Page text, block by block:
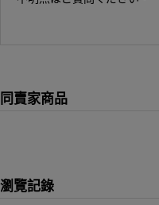
同賣家商品
瀏覽記錄